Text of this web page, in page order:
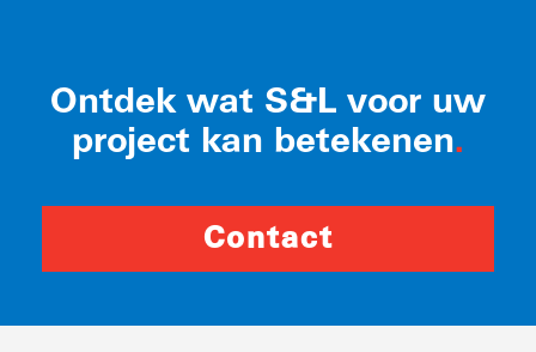
Ontdek wat S&L voor uw
project kan betekenen.
Contact